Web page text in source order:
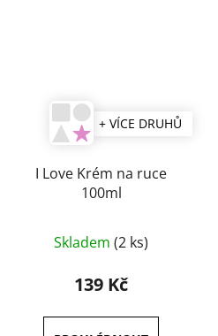
+ VÍCE DRUHŮ
I Love Krém na ruce
100ml
hodnocení
produktu
4,5
Skladem (2 ks)
139 Kč